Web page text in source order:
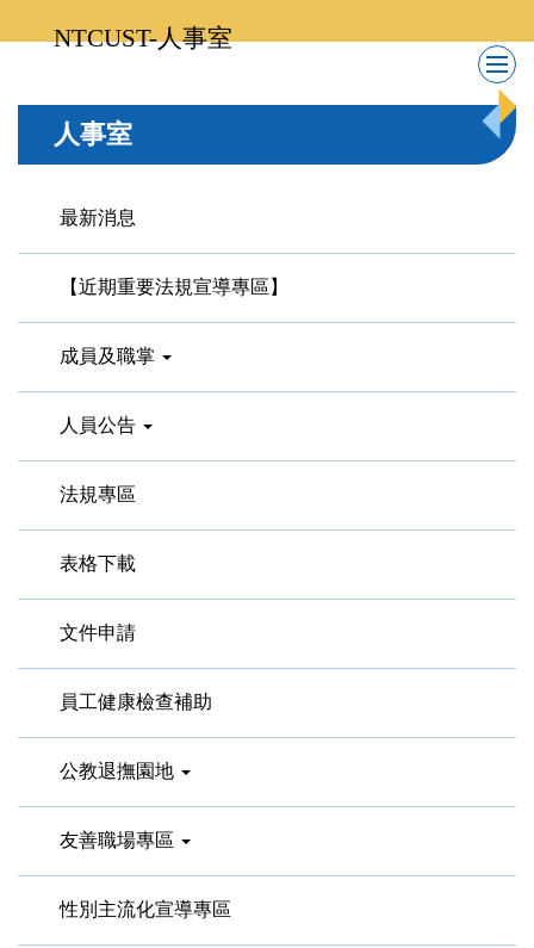
到
要
容
NTCUST-人事室
人事室
最新消息
【近期重要法規宣導專區】
成員及職掌
人員公告
法規專區
表格下載
文件申請
員工健康檢查補助
公教退撫園地
友善職場專區
性別主流化宣導專區